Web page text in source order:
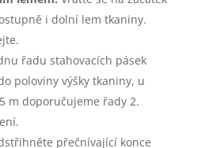
i dolní lem tkaniny.
řadu stahovacích pásek
poloviny výšky tkaniny, u
m doporučujeme řady 2.
přečnívající konce